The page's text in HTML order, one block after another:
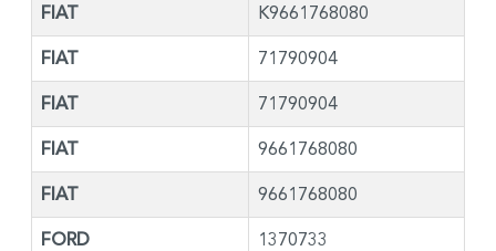
FIAT K9661768080
FIAT 71790904
FIAT 71790904
FIAT 9661768080
FIAT 9661768080
FORD 1370733